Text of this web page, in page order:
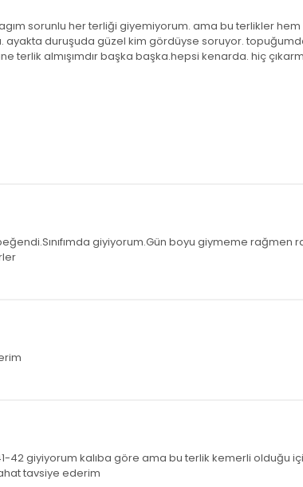
sorunlu her terliği giyemiyorum. ama bu terlikler
ayakta duruşuda güzel kim gördüyse soruyor.
terlik almışımdır başka başka.hepsi kenarda. hiç
giyiyorum.Gün boyu giymeme rağmen
42 giyiyorum kalıba göre ama bu terlik kemerli olduğu
tavsiye ederim